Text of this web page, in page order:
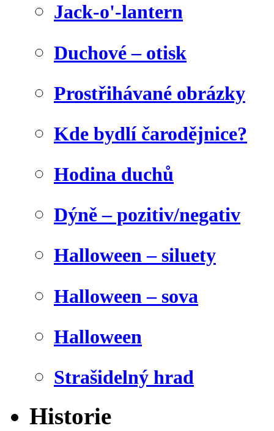
Jack-o'-lantern
Duchové – otisk
Prostřihávané obrázky
Kde bydlí čarodějnice?
Hodina duchů
Dýně – pozitiv/negativ
Halloween – siluety
Halloween – sova
Halloween
Strašidelný hrad
Historie